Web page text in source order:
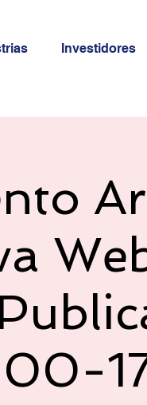
Investidores